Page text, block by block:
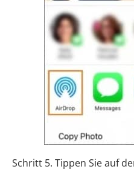
Schritt 5. Tippen Sie auf